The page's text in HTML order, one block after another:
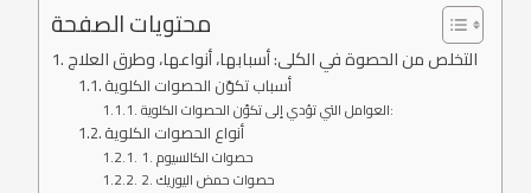
محتويات الصفحة
التخلص من الحصوة في الكلى: أسبابها، أنواعها، وطرق العلاج
أسباب تكوّن الحصوات الكلوية
العوامل التي تؤدي إلى تكوّن الحصوات الكلوية:
أنواع الحصوات الكلوية
1. حصوات الكالسيوم
2. حصوات حمض اليوريك